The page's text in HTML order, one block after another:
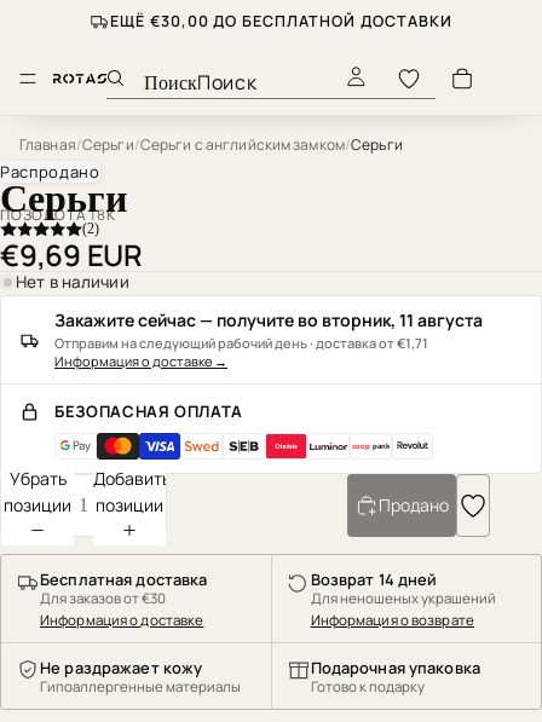
ЕЩЁ €30,00 ДО БЕСПЛАТНОЙ ДОСТАВКИ
Поиск
Главная/Серьги/Серьги с английским замком/Серьги
Распродано
Серьги
ПОЗОЛОТА 18К
(2)
€9,69 EUR
Нет в наличии
Закажите сейчас — получите во вторник, 11 августа
Отправим на следующий рабочий день · доставка от €1,71
Информация о доставке →
БЕЗОПАСНАЯ ОПЛАТА
cooppank
Убрать
позиции
Добавить
позиции
Продано
Бесплатная доставка
Для заказов от €30
Информация о доставке
Возврат 14 дней
Для неношеных украшений
Информация о возврате
Не раздражает кожу
Гипоаллергенные материалы
Подарочная упаковка
Готово к подарку